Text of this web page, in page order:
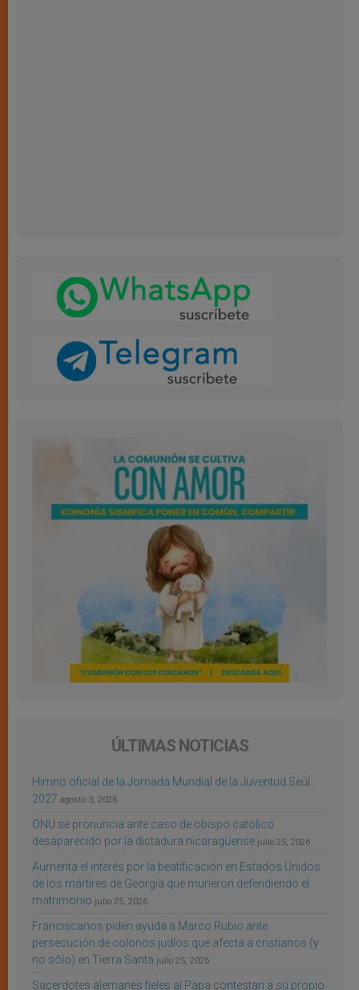
ÚLTIMAS NOTICIAS
Himno oficial de la Jornada Mundial de la Juventud Seúl
2027 agosto 3, 2026
ONU se pronuncia ante caso de obispo católico
desaparecido por la dictadura nicaragüense julio 25, 2026
Aumenta el interés por la beatificación en Estados Unidos
de los mártires de Georgia que murieron defendiendo el
matrimonio julio 25, 2026
Franciscanos piden ayuda a Marco Rubio ante
persecución de colonos judíos que afecta a cristianos (y
no sólo) en Tierra Santa julio 25, 2026
Sacerdotes alemanes fieles al Papa contestan a su propio